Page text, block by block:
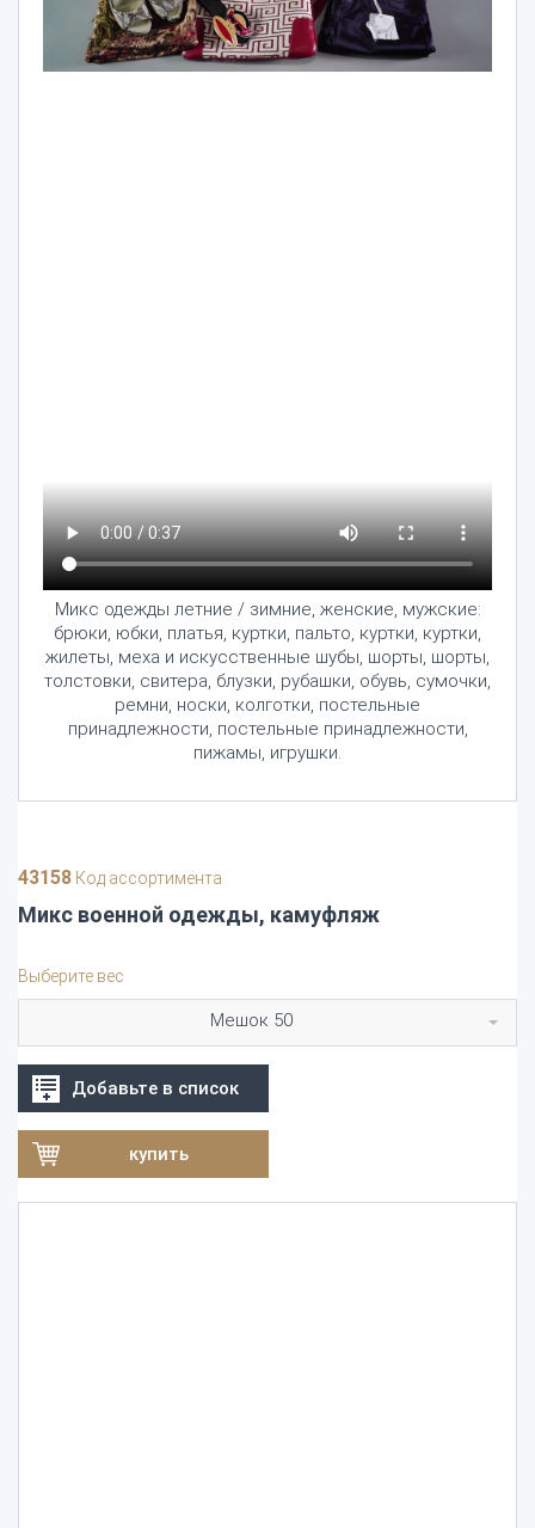
Микс одежды летние / зимние, женские, мужские:
брюки, юбки, платья, куртки, пальто, куртки, куртки,
жилеты, меха и искусственные шубы, шорты, шорты,
толстовки, свитера, блузки, рубашки, обувь, сумочки,
ремни, носки, колготки, постельные
принадлежности, постельные принадлежности,
пижамы, игрушки.
43158 Код ассортимента
Микс военной одежды, камуфляж
Выберите вес
Мешок 50
Добавьте в список
купить